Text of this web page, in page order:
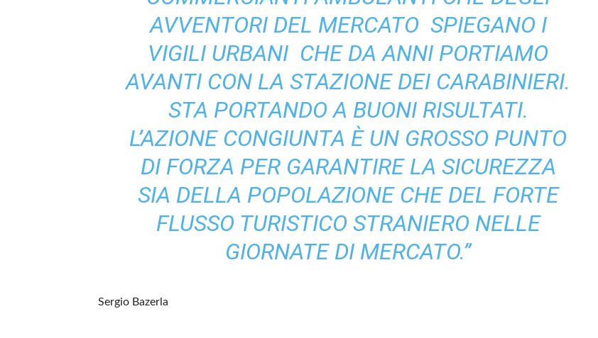
AVVENTORI DEL MERCATO ­ SPIEGANO I
VIGILI URBANI ­ CHE DA ANNI PORTIAMO
AVANTI CON LA STAZIONE DEI CARABINIERI.
STA PORTANDO A BUONI RISULTATI.
L’AZIONE CONGIUNTA È UN GROSSO PUNTO
DI FORZA PER GARANTIRE LA SICUREZZA
SIA DELLA POPOLAZIONE CHE DEL FORTE
FLUSSO TURISTICO STRANIERO NELLE
GIORNATE DI MERCATO.”
Sergio Bazerla